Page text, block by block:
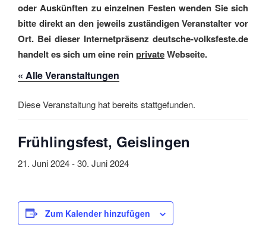
oder Auskünften zu einzelnen Festen wenden Sie sich
bitte direkt an den jeweils zuständigen Veranstalter vor
Ort. Bei dieser Internetpräsenz deutsche-volksfeste.de
handelt es sich um eine reinprivateWebseite.
« Alle Veranstaltungen
Diese Veranstaltung hat bereits stattgefunden.
Frühlingsfest, Geislingen
21. Juni 2024-30. Juni 2024
Zum Kalender hinzufügen